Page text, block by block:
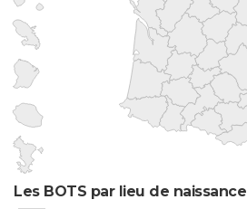
Les BOTS par lieu de naissance